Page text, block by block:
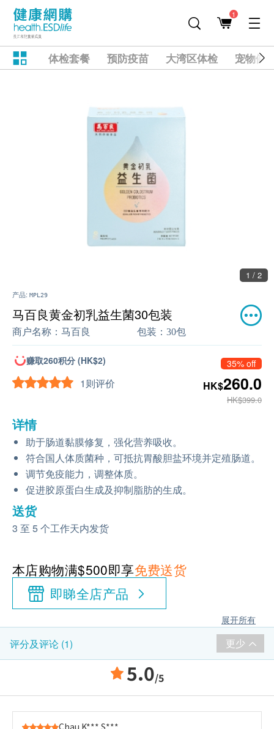
1
体检套餐 预防疫苗 大湾区体检 宠物健
1 / 2
产品: MPL29
马百良黄金初乳益生菌30包装
商户名称： 马百良 包装： 30包
赚取260积分 (HK$2)
1则评价
35% off
HK$260.0
HK$399.0
详情
助于肠道黏膜修复，强化营养吸收。
符合国⼈体质菌种，可抵抗胃酸胆盐环境并定殖肠道。
调节免疫能⼒，调整体质。
促进胶原蛋⽩⽣成及抑制脂肪的⽣成。
送货
3 至 5 个工作天内发货
本店购物满$500即享免费送货
即睇全店产品
展开所有
评分及评论 (1) 更少
5.0/5
Chau K*** S***